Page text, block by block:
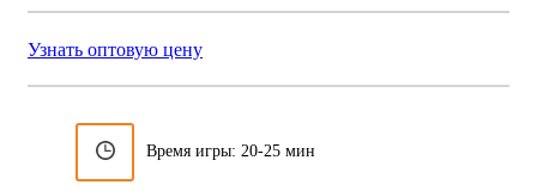
Узнать оптовую цену
Время игры: 20-25 мин